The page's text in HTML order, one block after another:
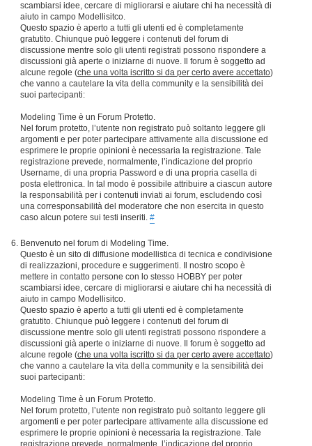
scambiarsi idee, cercare di migliorarsi e aiutare chi ha necessità di
aiuto in campo Modellisitco.
Questo spazio è aperto a tutti gli utenti ed è completamente
gratutito. Chiunque può leggere i contenuti del forum di
discussione mentre solo gli utenti registrati possono rispondere a
discussioni già aperte o iniziarne di nuove. Il forum è soggetto ad
alcune regole (che una volta iscritto si da per certo avere accettato)
che vanno a cautelare la vita della community e la sensibilità dei
suoi partecipanti:
Modeling Time è un Forum Protetto.
Nel forum protetto, l’utente non registrato può soltanto leggere gli
argomenti e per poter partecipare attivamente alla discussione ed
esprimere le proprie opinioni è necessaria la registrazione. Tale
registrazione prevede, normalmente, l’indicazione del proprio
Username, di una propria Password e di una propria casella di
posta elettronica. In tal modo è possibile attribuire a ciascun autore
la responsabilità per i contenuti inviati ai forum, escludendo così
una corresponsabilità del moderatore che non esercita in questo
caso alcun potere sui testi inseriti. #
Benvenuto nel forum di Modeling Time.
Questo è un sito di diffusione modellistica di tecnica e condivisione
di realizzazioni, procedure e suggerimenti. Il nostro scopo è
mettere in contatto persone con lo stesso HOBBY per poter
scambiarsi idee, cercare di migliorarsi e aiutare chi ha necessità di
aiuto in campo Modellisitco.
Questo spazio è aperto a tutti gli utenti ed è completamente
gratutito. Chiunque può leggere i contenuti del forum di
discussione mentre solo gli utenti registrati possono rispondere a
discussioni già aperte o iniziarne di nuove. Il forum è soggetto ad
alcune regole (che una volta iscritto si da per certo avere accettato)
che vanno a cautelare la vita della community e la sensibilità dei
suoi partecipanti:
Modeling Time è un Forum Protetto.
Nel forum protetto, l’utente non registrato può soltanto leggere gli
argomenti e per poter partecipare attivamente alla discussione ed
esprimere le proprie opinioni è necessaria la registrazione. Tale
registrazione prevede, normalmente, l’indicazione del proprio